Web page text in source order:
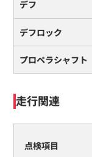
デフ
デフロック
プロペラシャフト
走行関連
点検項目